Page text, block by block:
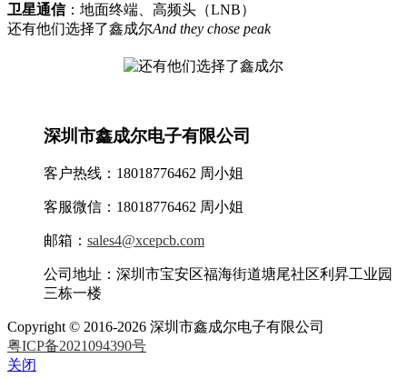
卫星通信：地面终端、高频头（LNB）
还有他们选择了鑫成尔And they chose peak
深圳市鑫成尔电子有限公司
客户热线：18018776462 周小姐
客服微信：18018776462 周小姐
邮箱： sales4@xcepcb.com
公司地址：深圳市宝安区福海街道塘尾社区利昇工业园
三栋一楼
Copyright © 2016-2026 深圳市鑫成尔电子有限公司
粤ICP备2021094390号
关闭